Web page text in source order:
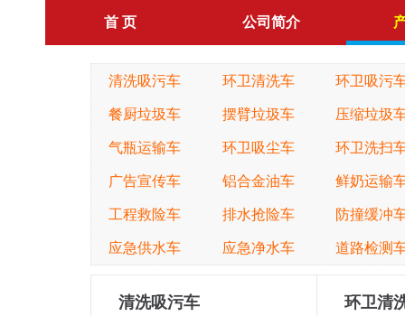
首 页 公司简介
清洗吸污车 环卫清洗车 环卫吸污
餐厨垃圾车 摆臂垃圾车 压缩垃圾
气瓶运输车 环卫吸尘车 环卫洗扫
广告宣传车 铝合金油车 鲜奶运输
工程救险车 排水抢险车 防撞缓冲
应急供水车 应急净水车 道路检测
清洗吸污车 环卫清